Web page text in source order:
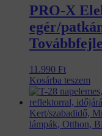
PRO-X
egér/
11.990 Ft
Kosárba teszem
Kert/szabadidő,
lámpák, Otthon,